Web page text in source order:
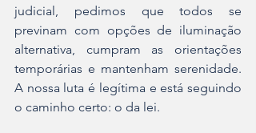
judicial, pedimos que todos se
previnam com opções de iluminação
alternativa, cumpram as orientações
temporárias e mantenham serenidade.
A nossa luta é legítima e está seguindo
o caminho certo: o da lei.